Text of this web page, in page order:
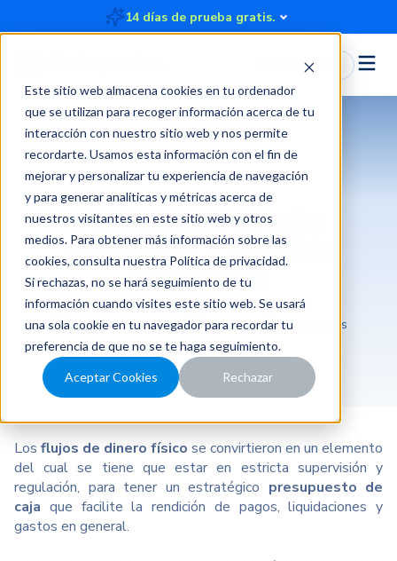
Este sitio web almacena cookies en tu ordenador
que se utilizan para recoger información acerca de tu
interacción con nuestro sitio web y nos permite
recordarte. Usamos esta información con el fin de
mejorar y personalizar tu experiencia de navegación
y para generar analíticas y métricas acerca de
nuestros visitantes en este sitio web y otros
medios. Para obtener más información sobre las
cookies, consulta nuestra Política de privacidad.
Si rechazas, no se hará seguimiento de tu
información cuando visites este sitio web. Se usará
una sola cookie en tu navegador para recordar tu
preferencia de que no se te haga seguimiento.
Aceptar Cookies Rechazar
14 días de prueba gratis.
Iniciar Sesión
Presupuesto de caja:
estrategias y ejecución
empresarial
2023-02-17 10:00:00 5 minutos Rindegastos
Los flujos de dinero físico se convirtieron en un elemento
del cual se tiene que estar en estricta supervisión y
regulación, para tener un estratégico presupuesto de
caja que facilite la rendición de pagos, liquidaciones y
gastos en general.